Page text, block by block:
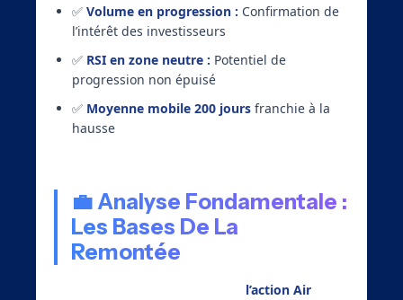
✅ Volume en progression : Confirmation de
l’intérêt des investisseurs
✅ RSI en zone neutre : Potentiel de
progression non épuisé
✅ Moyenne mobile 200 jours franchie à la
hausse
💼 Analyse Fondamentale :
Les Bases De La
Remontée
l’action Air